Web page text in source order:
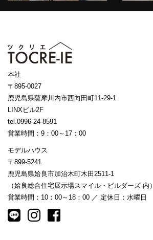
本社
〒895-0027
鹿児島県薩摩川内市西向田町11-29-1
LINXビル2F
tel.0996-24-8591
営業時間：9：00～17：00
モデルハウス
〒899-5241
鹿児島県姶良市加治木町木田2511-1
（姶良総合住宅展示場スマイル・ビルダーズ 内）
営業時間：10：00～18：00 ／ 定休日：水曜日